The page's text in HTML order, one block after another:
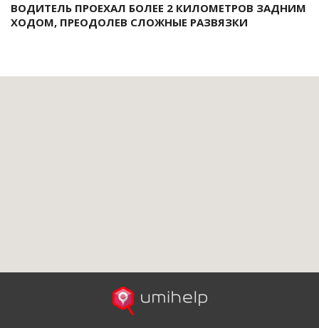
ВОДИТЕЛЬ ПРОЕХАЛ БОЛЕЕ 2 КИЛОМЕТРОВ ЗАДНИМ
ХОДОМ, ПРЕОДОЛЕВ СЛОЖНЫЕ РАЗВЯЗКИ